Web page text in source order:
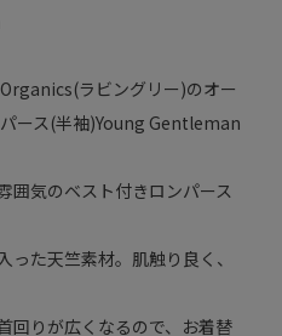
ラビングリー)のオー
ース(半袖)Young Gentleman
気のベスト付きロンパース
た天竺素材。肌触り良く、
回りが広くなるので、お着替